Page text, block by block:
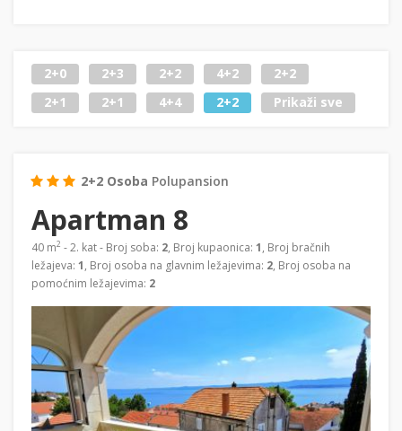
2+0 2+3 2+2 4+2
2+2
2+1
2+1 4+4 2+2 Prikaži sve
2+2 Osoba Polupansion
Apartman 8
40 m2 - 2. kat - Broj soba: 2, Broj kupaonica: 1, Broj bračnih
ležajeva: 1, Broj osoba na glavnim ležajevima: 2, Broj osoba na
pomoćnim ležajevima: 2